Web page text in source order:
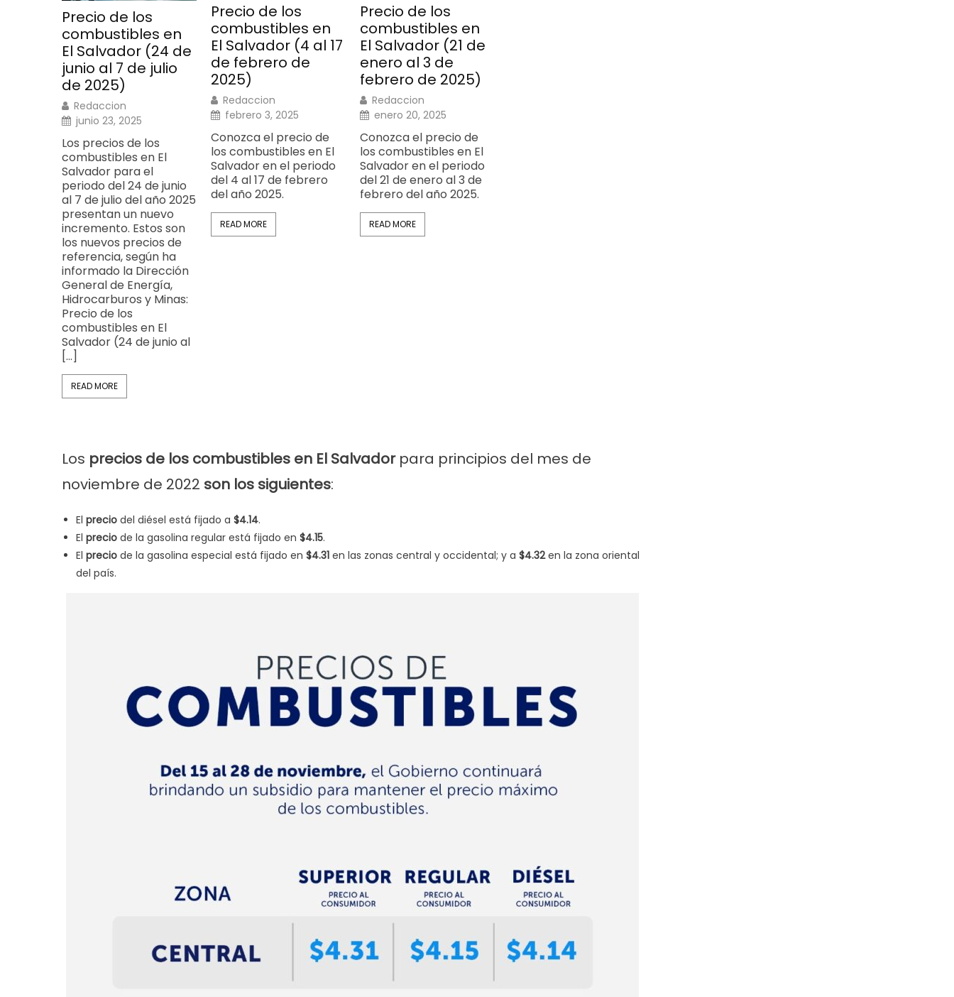
Precio de los
combustibles en
El Salvador (24 de
junio al 7 de julio
de 2025)
Redaccion
junio 23, 2025
Los precios de los
combustibles en El
Salvador para el
periodo del 24 de junio
al 7 de julio del año 2025
presentan un nuevo
incremento. Estos son
los nuevos precios de
referencia, según ha
informado la Dirección
General de Energía,
Hidrocarburos y Minas:
Precio de los
combustibles en El
Salvador (24 de junio al
[…]
READ MORE
Precio de los
combustibles en
El Salvador (4 al 17
de febrero de
2025)
Redaccion
febrero 3, 2025
Conozca el precio de
los combustibles en El
Salvador en el periodo
del 4 al 17 de febrero
del año 2025.
READ MORE
Precio de los
combustibles en
El Salvador (21 de
enero al 3 de
febrero de 2025)
Redaccion
enero 20, 2025
Conozca el precio de
los combustibles en El
Salvador en el periodo
del 21 de enero al 3 de
febrero del año 2025.
READ MORE
Los precios de los combustibles en El Salvador para principios del mes de
noviembre de 2022 son los siguientes:
El precio del diésel está fijado a $4.14.
El precio de la gasolina regular está fijado en $4.15.
El precio de la gasolina especial está fijado en $4.31 en las zonas central y occidental; y a $4.32en la zona oriental
del país.